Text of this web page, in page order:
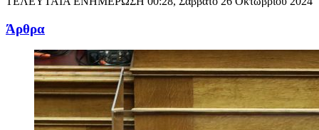
Άρθρα